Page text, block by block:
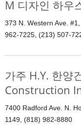
M 디자인 하
373 N. Western Ave.
962-7225, (213) 507-
가주 H.Y. 한양
Construction
7400 Radford Ave. N.
1149, (818) 982-8880